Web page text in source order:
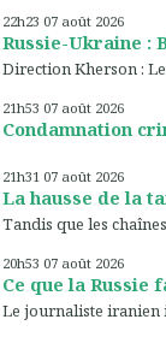
22h23 07 août 2026
Russie-Ukraine :
Direction Kherson :
21h53 07 août 2026
Condamnation
21h31 07 août 2026
La hausse de la
Tandis que les
20h53 07 août 2026
Ce que la Russie
Le journaliste